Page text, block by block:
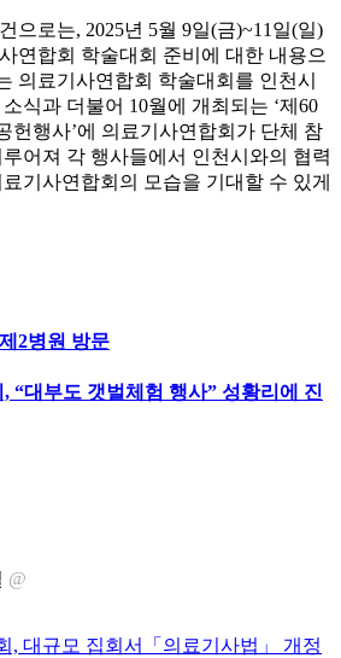
으로는, 2025년 5월 9일(금)~11일(일)
연합회 학술대회 준비에 대한 내용으
의료기사연합회 학술대회를 인천시
식과 더불어 10월에 개최되는 ‘제60
헌행사’에 의료기사연합회가 단체 참
어져 각 행사들에서 인천시와의 협력
기사연합회의 모습을 기대할 수 있게
2병원 방문
“대부도 갯벌체험 행사” 성황리에 진
@
, 대규모 집회서「의료기사법」 개정